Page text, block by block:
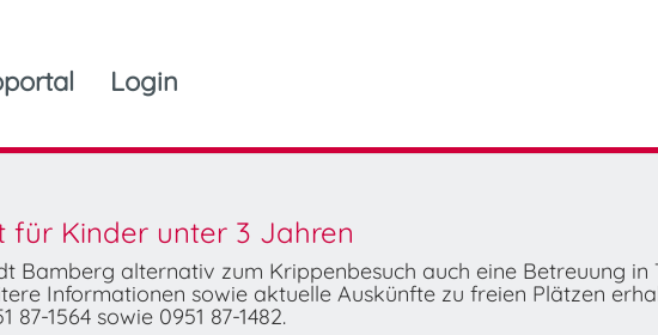
Login
für Kinder unter 3 Jahren
Bamberg alternativ zum Krippenbesuch auch eine Betreuung in
Informationen sowie aktuelle Auskünfte zu freien Plätzen
1564 sowie 0951 87-1482.